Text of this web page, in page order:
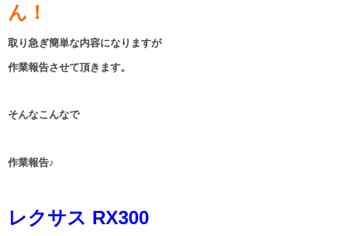
ん！
取り急ぎ簡単な内容になりますが
作業報告させて頂きます。
そんなこんなで
作業報告♪
レクサス RX300